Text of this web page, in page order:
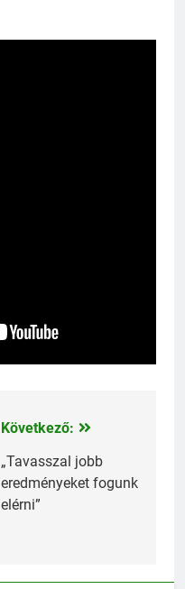
Következő:
„Tavasszal jobb
eredményeket fogunk
elérni”